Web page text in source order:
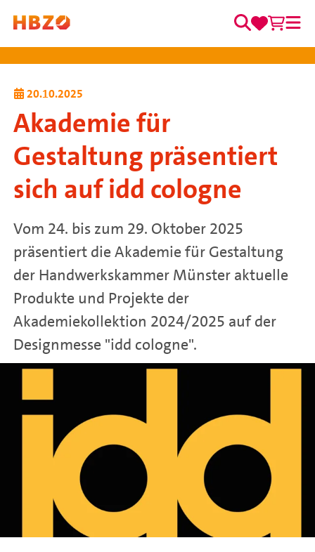
Zum Inhalt springen
Hauptnavigation Suche
20.10.2025
Akademie für
Gestaltung präsentiert
sich auf idd cologne
Vom 24. bis zum 29. Oktober 2025
präsentiert die Akademie für Gestaltung
der Handwerkskammer Münster aktuelle
Produkte und Projekte der
Akademiekollektion 2024/2025 auf der
Designmesse "idd cologne".